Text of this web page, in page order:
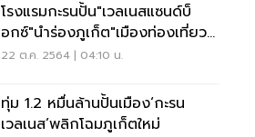
โรงแรมกะรนปั้น"เวลเนสแซนด์บ็
อกซ์"นำร่องภูเก็ต"เมืองท่องเที่ยว
สุขภาพ"
22 ต.ค. 2564 | 04:10 น.
ทุ่ม 1.2 หมื่นล้านปั้นเมือง‘กะรน
เวลเนส’พลิกโฉมภูเก็ตใหม่